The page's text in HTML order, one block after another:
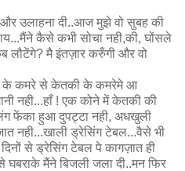
उलाहना दी..आज मुझे वो सुबह की
कैसे कभी सोचा नही,की, घोंसले
लौटेंगे? मै इंतज़ार करुँगी और वो
के कमरे से केतकी के कमरेमे आ
नही...हाँ ! एक कोने में केतकी की
फेंका हुआ दुपट्टा नही, अधखुली
नही...खाली ड्रेसिंग टेबल...वैसे भी
से ड्रेसिंग टेबल पे कागज़ात ही
मैंने बिजली जला दी..मन फिर